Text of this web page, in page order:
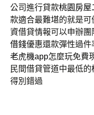
公司進行貸款桃園房屋
款適合最難堪的就是可
資借貸情報可以申辦
借錢優惠還款彈性過
老虎機app怎麼玩免費
民間借貸管道中最低的
得別錯過